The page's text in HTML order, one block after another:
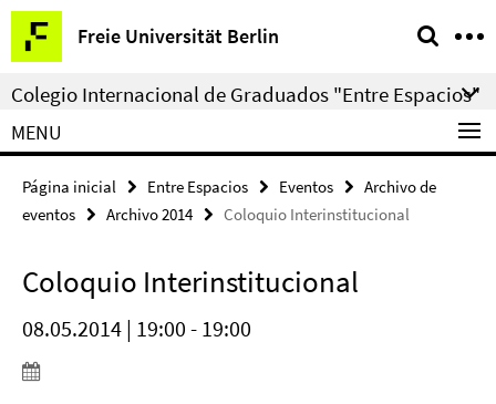
Springe
direkt
zu
Inhalt
Freie Universität Berlin
Herramientas
de
navegación
Colegio Internacional de Graduados "Entre Espacios"
MENU
Página inicial Entre Espacios Eventos
Archivo de
eventos
Archivo 2014 Coloquio Interinstitucional
Coloquio Interinstitucional
08.05.2014 | 19:00 - 19:00